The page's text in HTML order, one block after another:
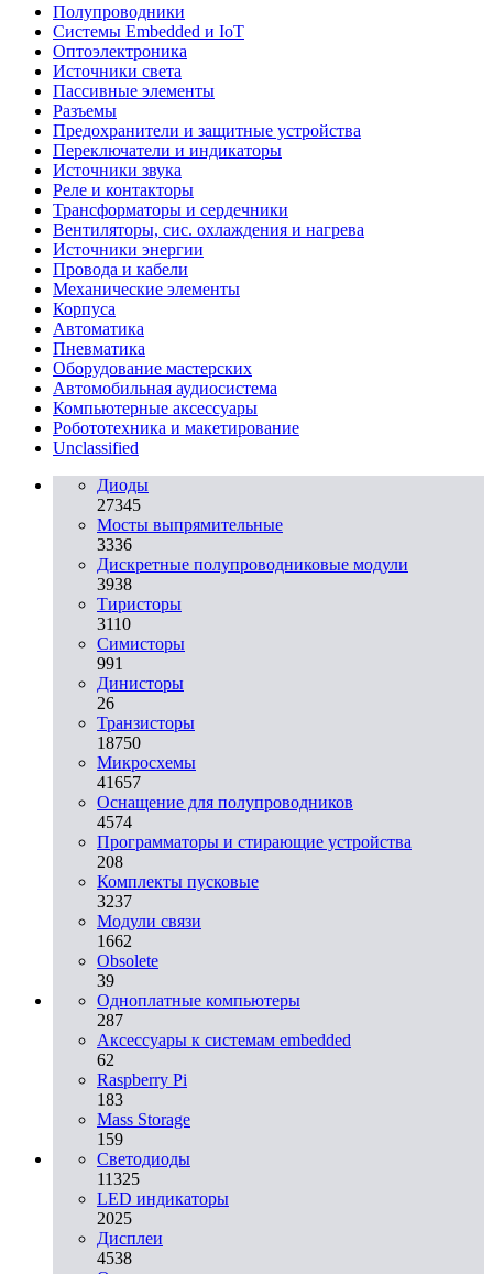
Полупроводники
Системы Embedded и IoT
Oптоэлектроника
Источники света
Пассивные элементы
Разъeмы
Предохранители и защитные устройства
Переключатели и индикаторы
Источники звука
Реле и контакторы
Трансформаторы и сердечники
Вентиляторы, сис. охлаждения и нагрева
Источники энергии
Провода и кабели
Механические элементы
Корпуса
Автоматика
Пневматика
Оборудование мастерских
Автомобильная аудиосистема
Компьютерные аксессуары
Робототехника и макетирование
Unclassified
Диоды
27345
Мосты выпрямительные
3336
Дискретные полупроводниковые модули
3938
Тиристоры
3110
Симисторы
991
Динисторы
26
Транзисторы
18750
Микросхемы
41657
Оснащение для полупроводников
4574
Программаторы и стирающие устройства
208
Комплекты пусковые
3237
Модули связи
1662
Obsolete
39
Одноплатные компьютеры
287
Аксессуары к системам embedded
62
Raspberry Pi
183
Mass Storage
159
Светодиоды
11325
LED индикаторы
2025
Дисплеи
4538